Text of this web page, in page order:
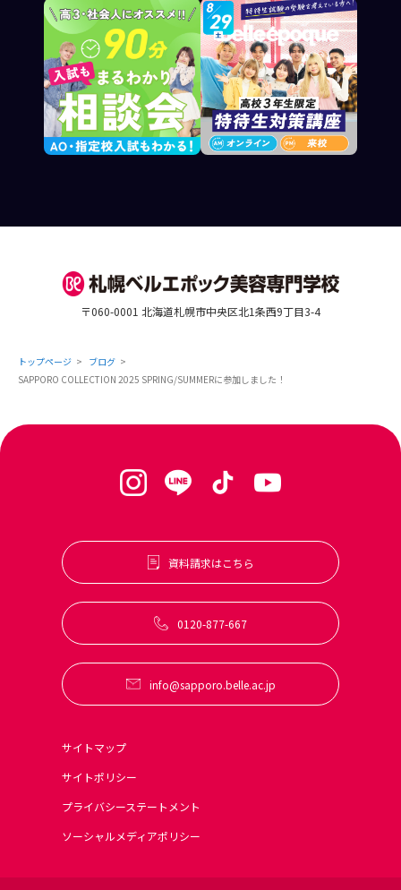
〒060-0001 北海道札幌市中央区北1条西9丁目3-4
トップページ
ブログ
SAPPORO COLLECTION 2025 SPRING/SUMMERに参加しました！
資料請求はこちら
0120-877-667
info@sapporo.belle.ac.jp
サイトマップ
サイトポリシー
プライバシーステートメント
ソーシャルメディアポリシー